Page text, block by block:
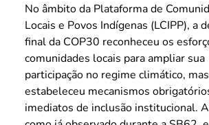
No âmbito da Plataforma de
Locais e Povos Indígenas (LCIPP), a
final da COP30 reconheceu os
comunidades locais para ampliar sua
participação no regime climático,
estabeleceu mecanismos
imediatos de inclusão institucional.